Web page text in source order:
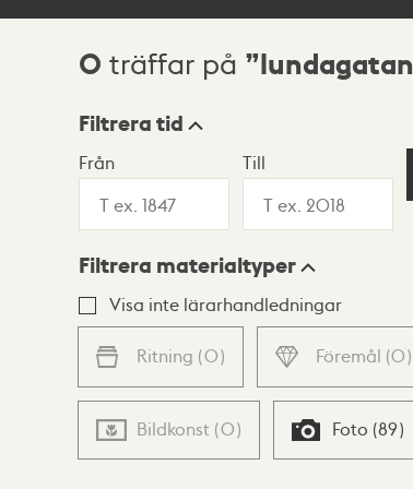
Sökresultat
0 träffar på lundagatan
Visningsläge
Lista Karta
Filtrera tid
Från Till
Filtrera materialtyper
Visa inte lärarhandledningar
Ritning (0) Föremål (0)
Bildkonst (0) Foto (89)